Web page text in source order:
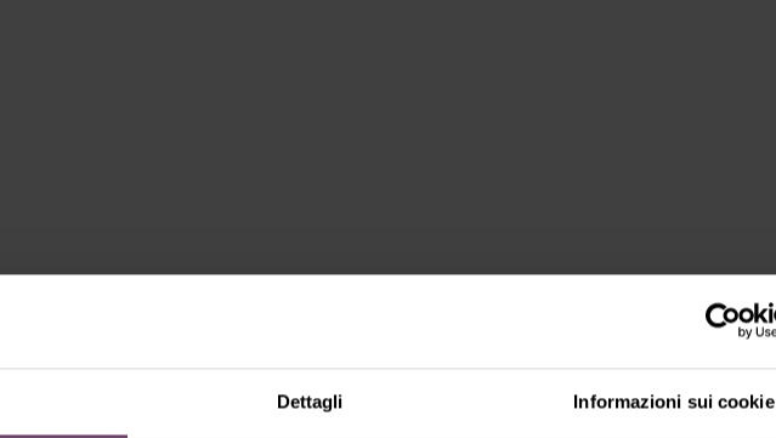
Dettagli Informazioni sui cookie